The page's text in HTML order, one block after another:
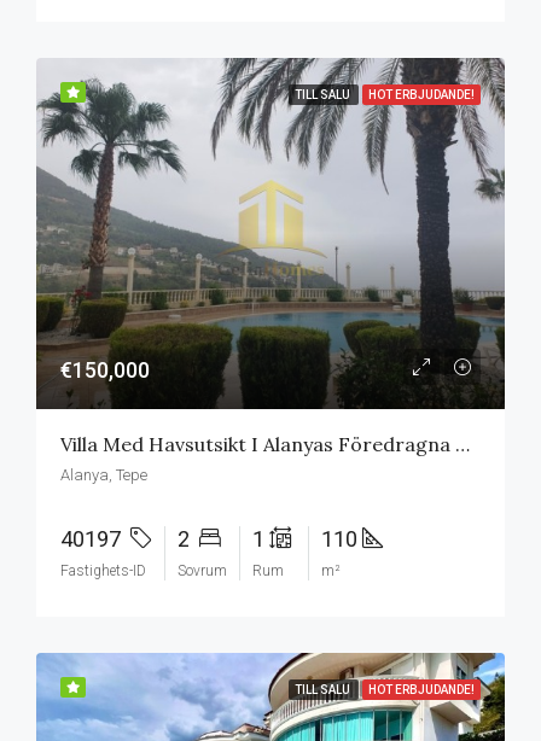
TILL SALU HOT ERBJUDANDE!
€150,000
Villa Med Havsutsikt I Alanyas Föredragna Område Tepe
Alanya, Tepe
40197
Fastighets-ID
2
Sovrum
1
Rum
110
m²
TILL SALU HOT ERBJUDANDE!